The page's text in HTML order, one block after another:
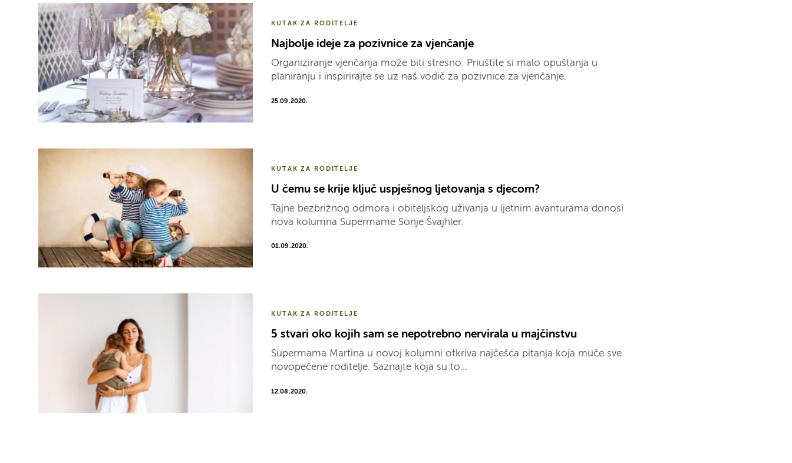
KUTAK ZA RODITELJE
Najbolje ideje za pozivnice za vjenčanje
Organiziranje vjenčanja može biti stresno. Priuštite si malo opuštanja u
planiranju i inspirirajte se uz naš vodič za pozivnice za vjenčanje.
25.09.2020.
KUTAK ZA RODITELJE
U čemu se krije ključ uspješnog ljetovanja s djecom?
Tajne bezbrižnog odmora i obiteljskog uživanja u ljetnim avanturama donosi
nova kolumna Supermame Sonje Švajhler.
01.09.2020.
KUTAK ZA RODITELJE
5 stvari oko kojih sam se nepotrebno nervirala u majčinstvu
Supermama Martina u novoj kolumni otkriva najčešća pitanja koja muče sve
novopečene roditelje. Saznajte koja su to...
12.08.2020.